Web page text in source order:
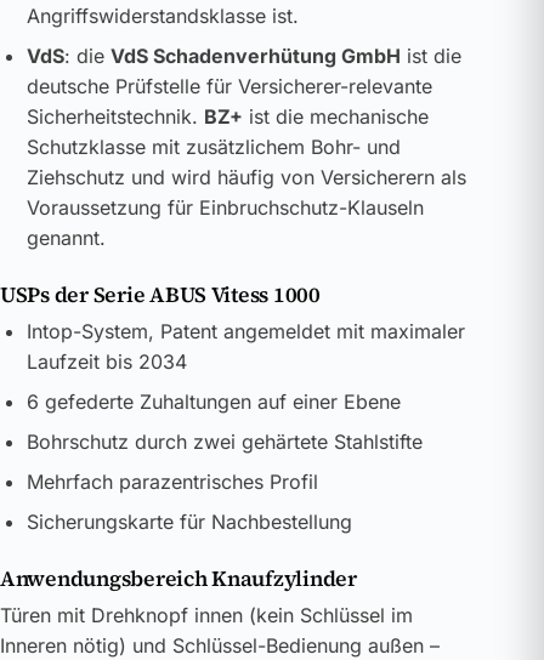
Angriffswiderstandsklasse ist.
VdS: die VdS Schadenverhütung GmbH ist die
deutsche Prüfstelle für Versicherer-relevante
Sicherheitstechnik. BZ+ ist die mechanische
Schutzklasse mit zusätzlichem Bohr- und
Ziehschutz und wird häufig von Versicherern als
Voraussetzung für Einbruchschutz-Klauseln
genannt.
USPs der Serie ABUS Vitess 1000
Intop-System, Patent angemeldet mit maximaler
Laufzeit bis 2034
6 gefederte Zuhaltungen auf einer Ebene
Bohrschutz durch zwei gehärtete Stahlstifte
Mehrfach parazentrisches Profil
Sicherungskarte für Nachbestellung
Anwendungsbereich Knaufzylinder
Türen mit Drehknopf innen (kein Schlüssel im
Inneren nötig) und Schlüssel-Bedienung außen –